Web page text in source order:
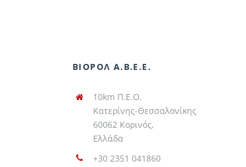
ΒΙΟΡΟΛ Α.Β.Ε.Ε.
10km Π.Ε.Ο.
Κατερίνης-Θεσσαλονίκης
60062 Κορινός,
Ελλάδα
+30 2351 041860